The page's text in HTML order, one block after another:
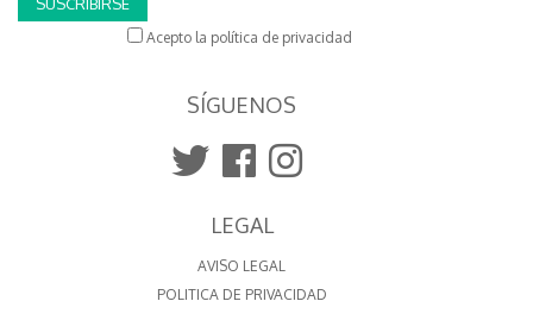
SUSCRIBIRSE
Acepto la política de privacidad
SÍGUENOS
LEGAL
AVISO LEGAL
POLITICA DE PRIVACIDAD